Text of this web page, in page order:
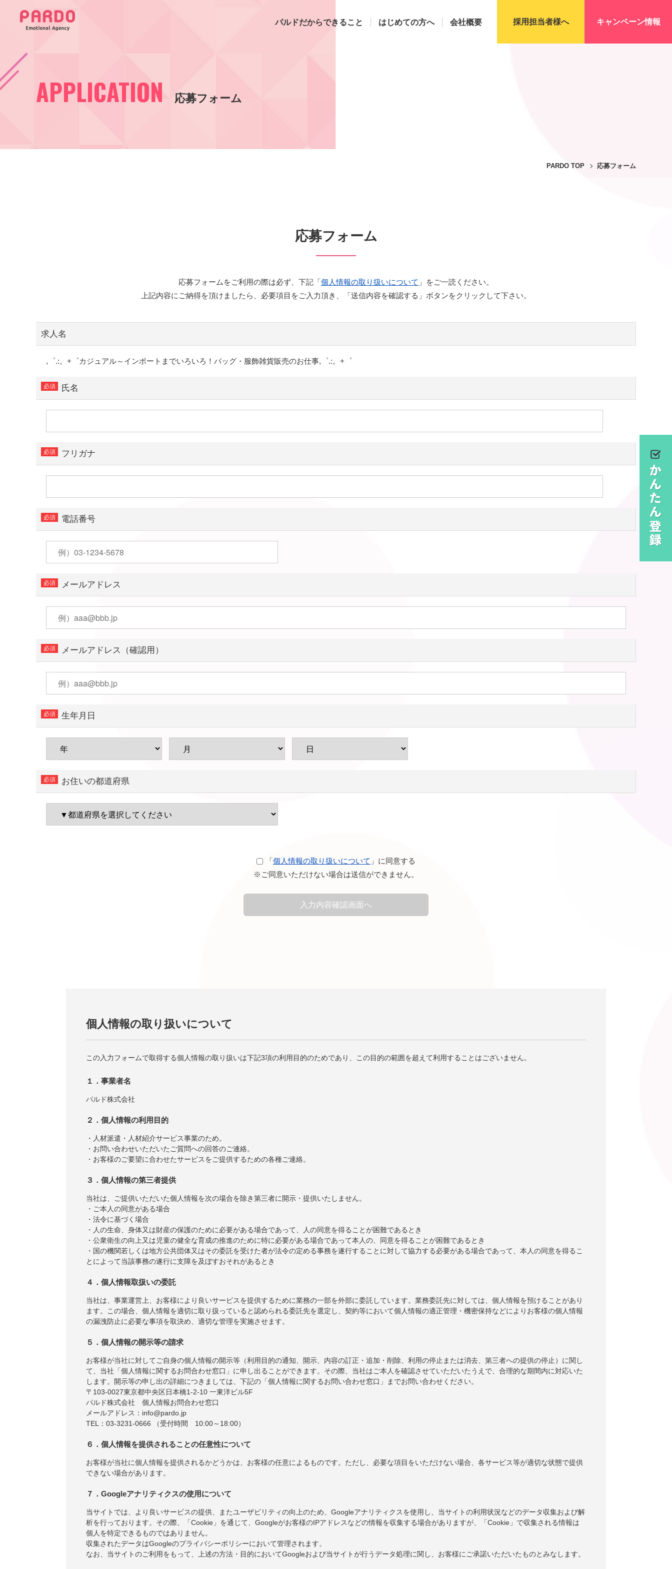
パルドだからできること はじめての方へ 会社概要 採用担当者様へ キャンペーン情報
APPLICATION 応募フォーム
PARDO TOP 応募フォーム
応募フォーム
応募フォームをご利用の際は必ず、下記「個人情報の取り扱いについて 」をご一読ください。
上記内容にご納得を頂けましたら、必要項目をご入力頂き、「送信内容を確認する」ボタンをクリックして下さい。
求人名
,゜.:。+゜カジュアル～インポートまでいろいろ！バッグ・服飾雑貨販売のお仕事,゜.:。+゜
氏名
フリガナ
電話番号
メールアドレス
メールアドレス（確認用）
生年月日
お住いの都道府県
「個人情報の取り扱いについて 」に同意する
※ご同意いただけない場合は送信ができません。
個人情報の取り扱いについて
この入力フォームで取得する個人情報の取り扱いは下記3項の利用目的のためであり、この目的の範囲を超えて利用することはございません。
１．事業者名
パルド株式会社
２．個人情報の利用目的
・人材派遣・人材紹介サービス事業のため。
・お問い合わせいただいたご質問への回答のご連絡。
・お客様のご要望に合わせたサービスをご提供するための各種ご連絡。
３．個人情報の第三者提供
当社は、ご提供いただいた個人情報を次の場合を除き第三者に開示・提供いたしません。
・ご本人の同意がある場合
・法令に基づく場合
・人の生命、身体又は財産の保護のために必要がある場合であって、人の同意を得ることが困難であるとき
・公衆衛生の向上又は児童の健全な育成の推進のために特に必要がある場合であって本人の、同意を得ることが困難であるとき
・国の機関若しくは地方公共団体又はその委託を受けた者が法令の定める事務を遂行することに対して協力する必要がある場合であって、本人の同意を得るこ
とによって当該事務の遂行に支障を及ぼすおそれがあるとき
４．個人情報取扱いの委託
当社は、事業運営上、お客様により良いサービスを提供するために業務の一部を外部に委託しています。業務委託先に対しては、個人情報を預けることがあり
ます。この場合、個人情報を適切に取り扱っていると認められる委託先を選定し、契約等において個人情報の適正管理・機密保持などによりお客様の個人情報
の漏洩防止に必要な事項を取決め、適切な管理を実施させます。
５．個人情報の開示等の請求
お客様が当社に対してご自身の個人情報の開示等（利用目的の通知、開示、内容の訂正・追加・削除、利用の停止または消去、第三者への提供の停止）に関し
て、当社「個人情報に関するお問合わせ窓口」に申し出ることができます。その際、当社はご本人を確認させていただいたうえで、合理的な期間内に対応いた
します。開示等の申し出の詳細につきましては、下記の「個人情報に関するお問い合わせ窓口」までお問い合わせください。
〒103-0027東京都中央区日本橋1-2-10 一東洋ビル5F
パルド株式会社 個人情報お問合わせ窓口
メールアドレス：info@pardo.jp
TEL：03-3231-0666 （受付時間 10:00～18:00）
６．個人情報を提供されることの任意性について
お客様が当社に個人情報を提供されるかどうかは、お客様の任意によるものです。ただし、必要な項目をいただけない場合、各サービス等が適切な状態で提供
できない場合があります。
７．Googleアナリティクスの使用について
当サイトでは、より良いサービスの提供、またユーザビリティの向上のため、Googleアナリティクスを使用し、当サイトの利用状況などのデータ収集および解
析を行っております。その際、「Cookie」を通じて、Googleがお客様のIPアドレスなどの情報を収集する場合がありますが、「Cookie」で収集される情報は
個人を特定できるものではありません。
収集されたデータはGoogleのプライバシーポリシーにおいて管理されます。
なお、当サイトのご利用をもって、上述の方法・目的においてGoogleおよび当サイトが行うデータ処理に関し、お客様にご承諾いただいたものとみなします。